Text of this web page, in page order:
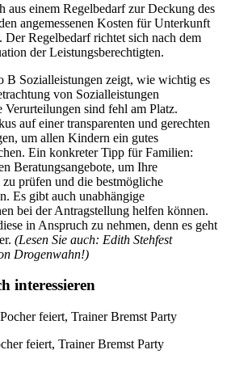
aus einem Regelbedarf zur Deckung des
angemessenen Kosten für Unterkunft
Der Regelbedarf richtet sich nach dem
der Leistungsberechtigten.
B Sozialleistungen zeigt, wie wichtig es
von Sozialleistungen
Verurteilungen sind fehl am Platz.
auf einer transparenten und gerechten
um allen Kindern ein gutes
Ein konkreter Tipp für Familien:
Beratungsangebote, um Ihre
prüfen und die bestmögliche
Es gibt auch unabhängige
bei der Antragstellung helfen können.
in Anspruch zu nehmen, denn es geht
(Lesen Sie auch: Edith Stehfest
Drogenwahn!)
interessieren
feiert, Trainer Bremst Party